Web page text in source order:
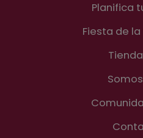
Planifica
Fiesta de